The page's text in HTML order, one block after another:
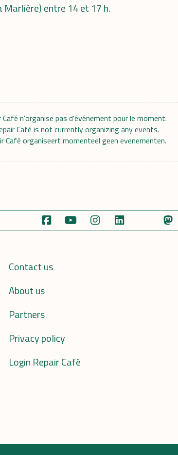
Marlière) entre 14 et 17 h.
Café n'organise pas d'événement pour le moment.
Café is not currently organizing any events.
Café organiseert momenteel geen evenementen.
Contact us
About us
Partners
Privacy policy
Login Repair Café